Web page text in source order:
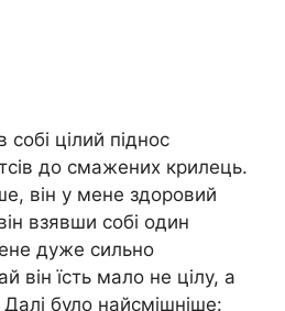
цілий піднос
до смажених крилець.
він у мене здоровий
взявши собі один
дуже сильно
він їсть мало не цілу, а
було найсмішніше: